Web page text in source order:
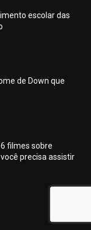
escolar das
de Down que
filmes sobre
precisa assistir